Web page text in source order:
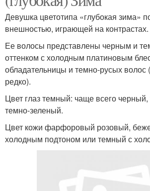
Девушка цветотипа «глубокая зима»
внешностью, играющей на контрастах.
Ее волосы представлены черным и
оттенком с холодным платиновым
обладательницы и темно-русых волос
редко).
Цвет глаз темный: чаще всего
темно-зеленый.
Цвет кожи фарфоровый розовый,
холодным подтоном или темный с